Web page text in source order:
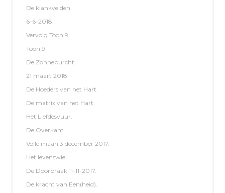
De klankvelden.
6-6-2018.
Vervolg Toon 9.
Toon 9
De Zonneburcht.
21 maart 2018.
De Hoeders van het Hart.
De matrix van het Hart.
Het Liefdesvuur.
De Overkant.
Volle maan 3 december 2017.
Het levenswiel
De Doorbraak 11-11-2017.
De kracht van Een(heid).